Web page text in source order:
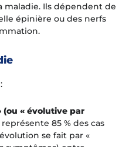
maladie. Ils dépendent de
épinière ou des nerfs
« évolutive par
85 % des cas
se fait par «